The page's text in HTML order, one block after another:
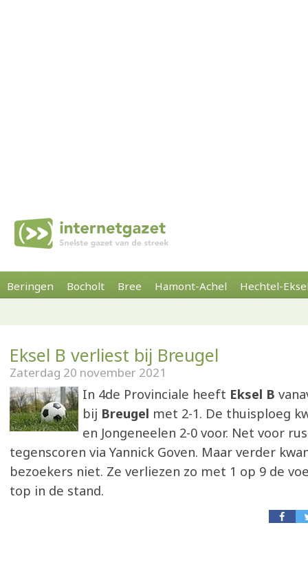
Beringen Bocholt Bree Hamont-Achel Hechtel-
Eksel B verliest bij Breugel
Zaterdag 20 november 2021
In 4de Provinciale heeft Eksel B
bij Breugel met 2-1. De thuisploeg
en Jongeneelen 2-0 voor. Net voor
tegenscoren via Yannick Goven. Maar verder
bezoekers niet. Ze verliezen zo met 1 op 9 de
top in de stand.